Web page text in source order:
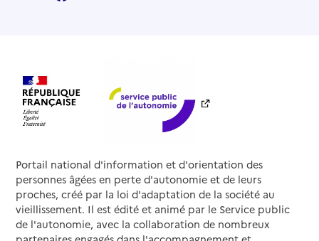
Portail national d'information et d'orientation des
personnes âgées en perte d'autonomie et de leurs
proches, créé par la loi d'adaptation de la société au
vieillissement. Il est édité et animé par le Service public
de l'autonomie, avec la collaboration de nombreux